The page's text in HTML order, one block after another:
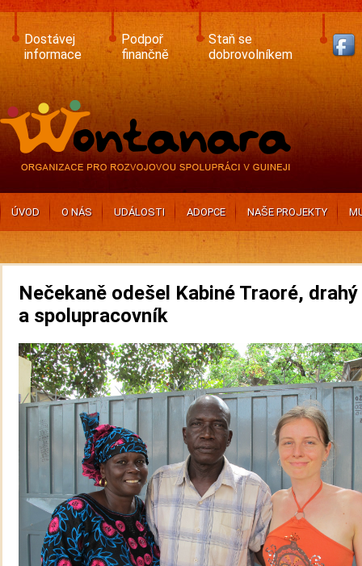
Skip
main
content
Dostávej
informace
Podpoř
finančně
Staň se
dobrovolníkem
ÚVOD O NÁS UDÁLOSTI ADOPCE NAŠE PROJEKTY
Nečekaně odešel Kabiné Traoré,
a spolupracovník